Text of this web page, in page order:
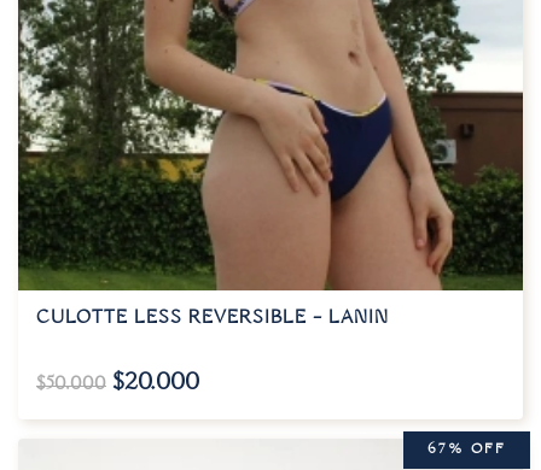
CULOTTE LESS REVERSIBLE – LANIN
$50.000 $20.000
67% OFF